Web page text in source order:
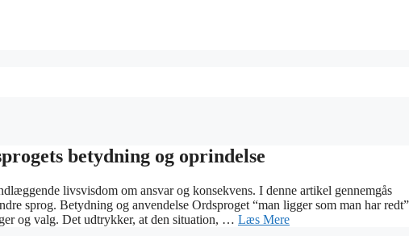
betydning og oprindelse
livsvisdom om ansvar og konsekvens. I denne artikel gennemgås
sprog. Betydning og anvendelse Ordsproget “man ligger som man har redt”
og valg. Det udtrykker, at den situation, … Læs Mere